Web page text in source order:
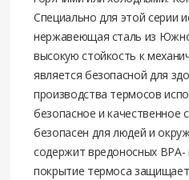
Специально для этой серии
нержавеющая сталь из
высокую стойкость к
является безопасной для
производства термосов
безопасное и качественное
безопасен для людей и
содержит вредоносных
покрытие термоса